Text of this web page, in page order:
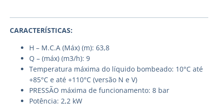
CARACTERÍSTICAS:
H – M.C.A (Máx) (m): 63,8
Q – (máx) (m3/h): 9
Temperatura máxima do líquido bombeado: 10°C até
+85°C e até +110°C (versão N e V)
PRESSÃO máxima de funcionamento: 8 bar
Potência: 2,2 kW